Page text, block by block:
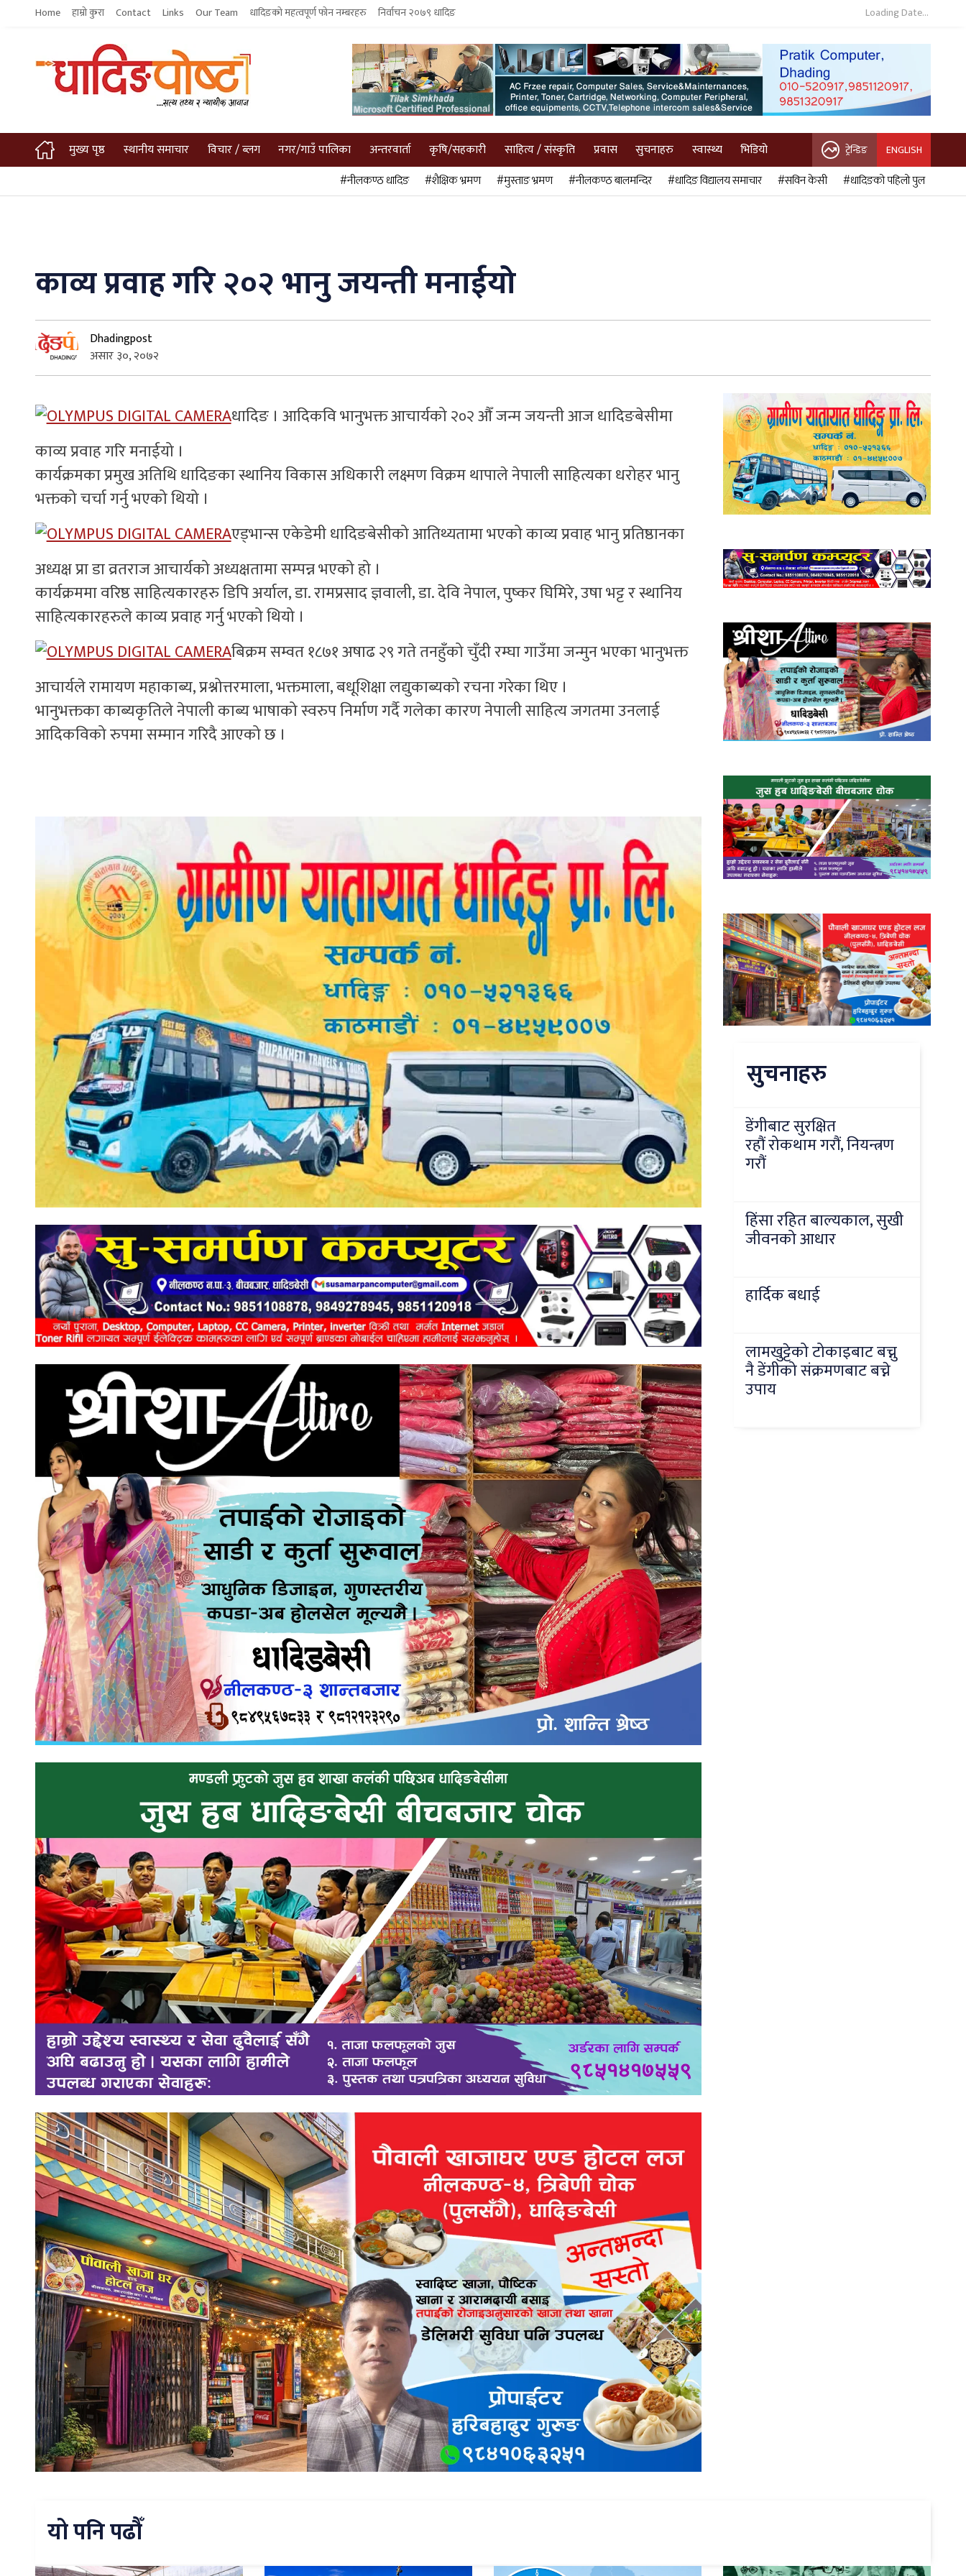
Home हाम्रो कुरा Contact Links Our Team धादिङको महत्वपूर्ण फोन नम्बरहरु निर्वाचन २०७९ धादिङ Loading Date...
मुख्य पृष्ठ स्थानीय समाचार विचार / ब्लग नगर/गाउँ पालिका अन्तरवार्ता कृषि/सहकारी साहित्य / संस्कृति प्रवास सुचनाहरु स्वास्थ्य भिडियो ट्रेन्डिङ ENGLISH
#नीलकण्ठ धादिङ #शैक्षिक भ्रमण #मुस्ताङ भ्रमण #नीलकण्ठ बालमन्दिर #धादिङ विद्यालय समाचार #सविन केसी #धादिङको पहिलो पुल
काव्य प्रवाह गरि २०२ भानु जयन्ती मनाईयो
Dhadingpost
असार ३०, २०७२
धादिङ । आदिकवि भानुभक्त आचार्यको २०२ औँ जन्म जयन्ती आज धादिङबेसीमा
काव्य प्रवाह गरि मनाईयो ।
कार्यक्रमका प्रमुख अतिथि धादिङका स्थानिय विकास अधिकारी लक्ष्मण विक्रम थापाले नेपाली साहित्यका धरोहर भानु
भक्तको चर्चा गर्नु भएको थियो ।
एड्भान्स एकेडेमी धादिङबेसीको आतिथ्यतामा भएको काव्य प्रवाह भानु प्रतिष्ठानका
अध्यक्ष प्रा डा व्रतराज आचार्यको अध्यक्षतामा सम्पन्न भएको हो ।
कार्यक्रममा वरिष्ठ साहित्यकारहरु डिपि अर्याल, डा. रामप्रसाद ज्ञवाली, डा. देवि नेपाल, पुष्कर घिमिरे, उषा भट्ट र स्थानिय
साहित्यकारहरुले काव्य प्रवाह गर्नु भएको थियो ।
बिक्रम सम्वत १८७१ अषाढ २९ गते तनहुँको चुँदी रम्घा गाउँमा जन्मुन भएका भानुभक्त
आचार्यले रामायण महाकाब्य, प्रश्नोत्तरमाला, भक्तमाला, बधूशिक्षा लद्युकाब्यको रचना गरेका थिए ।
भानुभक्तका काब्यकृतिले नेपाली काब्य भाषाको स्वरुप निर्माण गर्दै गलेका कारण नेपाली साहित्य जगतमा उनलाई
आदिकविको रुपमा सम्मान गरिदै आएको छ ।
सुचनाहरु
डेंगीबाट सुरक्षित
रहौं रोकथाम गरौं, नियन्त्रण
गरौं
हिंसा रहित बाल्यकाल, सुखी
जीवनको आधार
हार्दिक बधाई
लामखुट्टेको टोकाइबाट बच्नु
नै डेंगीको संक्रमणबाट बच्ने
उपाय
यो पनि पढौँ